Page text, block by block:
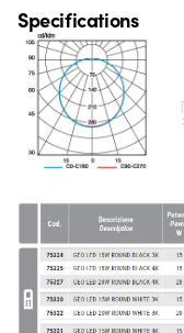
Specifications